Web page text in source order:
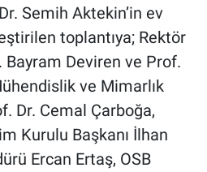
Semih Aktekin’in ev
toplantıya; Rektör
Bayram Deviren ve Prof.
ve Mimarlık
Dr. Cemal Çarboğa,
Kurulu Başkanı İlhan
Ercan Ertaş, OSB